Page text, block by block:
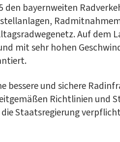
bay­ern­wei­ten
Auf dem
mit sehr hohen
bes­se­re und siche­re
Richt­li­ni­en und
Staats­re­gie­rung